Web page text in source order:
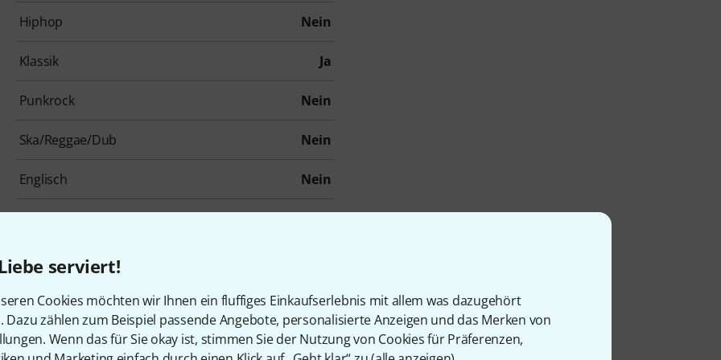
serviert!
Cookies möchten wir Ihnen ein fluffiges Einkaufserlebnis mit allem was dazugehört
Dazu zählen zum Beispiel passende Angebote, personalisierte Anzeigen und das Merken von
Wenn das für Sie okay ist, stimmen Sie der Nutzung von Cookies für Präferenzen,
Hiphop Nein
Klassik Ja
Punkrock Nein
Ska/Reggae/Dub Nein
Englisch Nein
& passende Artikel